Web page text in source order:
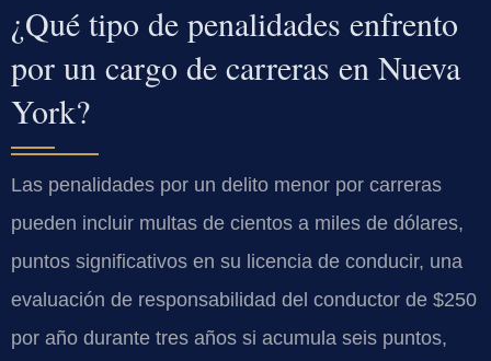
¿Qué tipo de penalidades enfrento
por un cargo de carreras en Nueva
York?
Las penalidades por un delito menor por carreras
pueden incluir multas de cientos a miles de dólares,
puntos significativos en su licencia de conducir, una
evaluación de responsabilidad del conductor de $250
por año durante tres años si acumula seis puntos,